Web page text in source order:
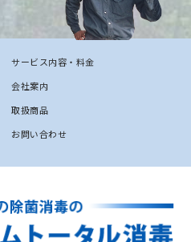
サービス内容・料金
会社案内
取扱商品
お問い合わせ